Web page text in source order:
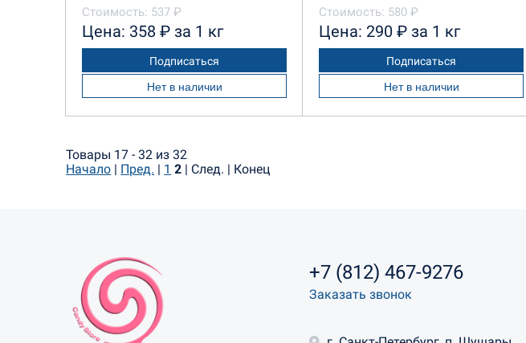
Стоимость: 537 ₽
Цена: 358 ₽ за 1 кг
Подписаться
Нет в наличии
Стоимость: 580 ₽
Цена: 290 ₽ за 1 кг
Подписаться
Нет в наличии
Товары 17 - 32 из 32
Начало | Пред. | 1 2 | След. | Конец
+7 (812) 467-9276
Заказать звонок